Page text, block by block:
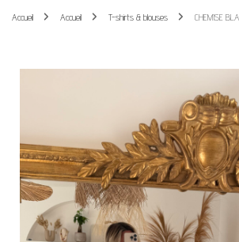
Accueil Accueil T-shirts & blouses CHEMISE